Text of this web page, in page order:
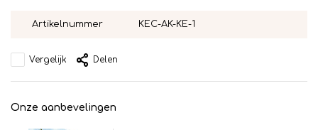
Artikelnummer KEC-AK-KE-1
Vergelijk Delen
Onze aanbevelingen